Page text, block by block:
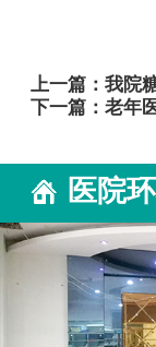
上一篇： 我院糖
下一篇： 老年医
医院